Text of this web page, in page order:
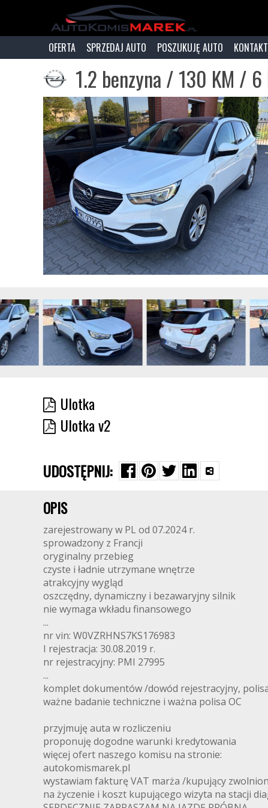
OFERTA SPRZEDAJ AUTO POSZUKUJĘ AUTO KONTAKT
1.2 benzyna / 130 KM /
Ulotka
Ulotka v2
UDOSTĘPNIJ:
OPIS
zarejestrowany w PL od 07.2024 r.
sprowadzony z Francji
oryginalny przebieg
czyste i ładnie utrzymane wnętrze
atrakcyjny wygląd
oszczędny, dynamiczny i bezawaryjny silnik
nie wymaga wkładu finansowego
...
nr vin: W0VZRHNS7KS176983
I rejestracja: 30.08.2019 r.
nr rejestracyjny: PMI 27995
...
komplet dokumentów /dowód rejestracyjny,
ważne badanie techniczne i ważna polisa OC
przyjmuję auta w rozliczeniu
proponuję dogodne warunki kredytowania
więcej ofert naszego komisu na stronie:
autokomismarek.pl
wystawiam fakturę VAT marża /kupujący
na życzenie i koszt kupującego wizyta na stacji